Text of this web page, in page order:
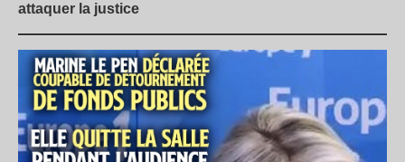
attaquer la justice